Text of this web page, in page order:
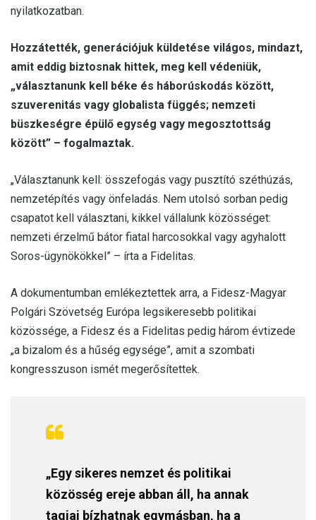
nyilatkozatban.
Hozzátették, generációjuk küldetése világos, mindazt,
amit eddig biztosnak hittek, meg kell védeniük,
„választanunk kell béke és háborúskodás között,
szuverenitás vagy globalista függés; nemzeti
büszkeségre épülő egység vagy megosztottság
között” – fogalmaztak.
„Választanunk kell: összefogás vagy pusztító széthúzás,
nemzetépítés vagy önfeladás. Nem utolsó sorban pedig
csapatot kell választani, kikkel vállalunk közösséget:
nemzeti érzelmű bátor fiatal harcosokkal vagy agyhalott
Soros-ügynökökkel” – írta a Fidelitas.
A dokumentumban emlékeztettek arra, a Fidesz-Magyar
Polgári Szövetség Európa legsikeresebb politikai
közössége, a Fidesz és a Fidelitas pedig három évtizede
„a bizalom és a hűség egysége”, amit a szombati
kongresszuson ismét megerősítettek.
„Egy sikeres nemzet és politikai
közösség ereje abban áll, ha annak
tagjai bízhatnak egymásban, ha a